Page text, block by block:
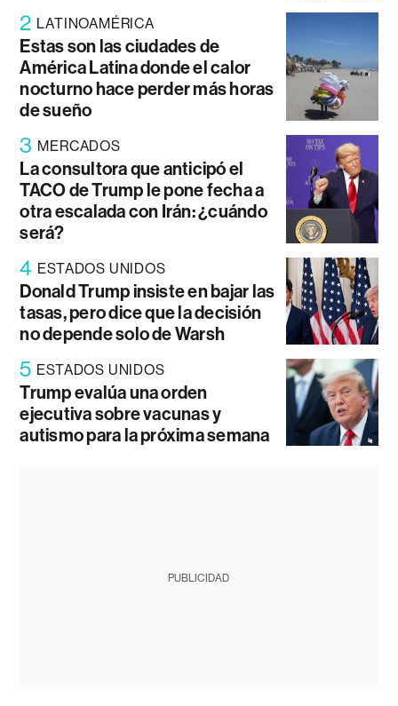
2 LATINOAMÉRICA
Estas son las ciudades de
América Latina donde el calor
nocturno hace perder más horas
de sueño
3 MERCADOS
La consultora que anticipó el
TACO de Trump le pone fecha a
otra escalada con Irán: ¿cuándo
será?
4 ESTADOS UNIDOS
Donald Trump insiste en bajar las
tasas, pero dice que la decisión
no depende solo de Warsh
5 ESTADOS UNIDOS
Trump evalúa una orden
ejecutiva sobre vacunas y
autismo para la próxima semana
PUBLICIDAD